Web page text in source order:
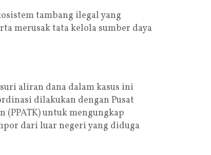
tambang ilegal yang
merusak tata kelola sumber daya
aliran dana dalam kasus ini
dilakukan dengan Pusat
(PPATK) untuk mengungkap
dari luar negeri yang diduga